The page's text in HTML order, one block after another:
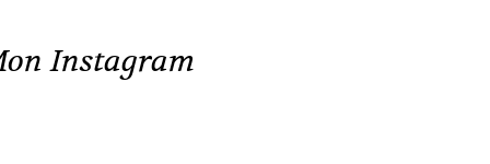
Instagram